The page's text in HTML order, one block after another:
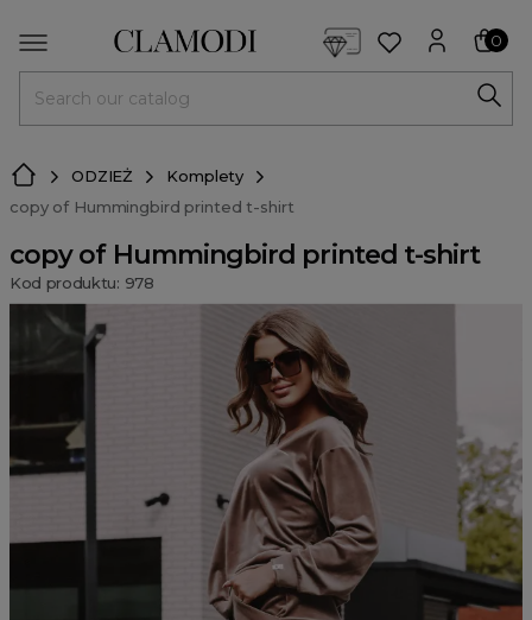
0
ODZIEŻ
Komplety
copy of Hummingbird printed t-shirt
copy of Hummingbird printed t-shirt
Kod produktu: 978